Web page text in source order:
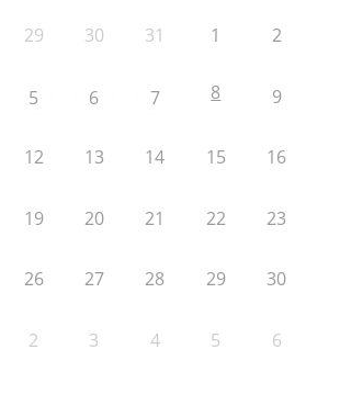
29 30 31 1 2
5 6 7 8 9
12 13 14 15 16
19 20 21 22 23
26 27 28 29 30
2 3 4 5 6